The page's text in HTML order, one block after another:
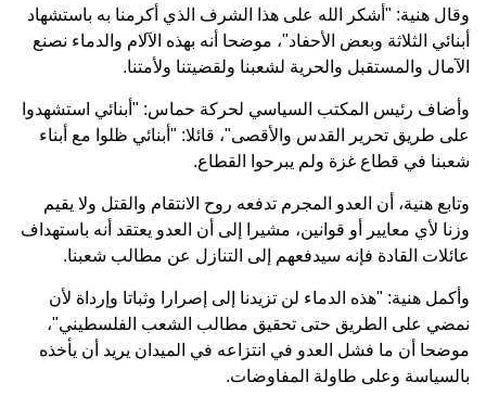
وقال هنية: "أشكر الله على هذا الشرف الذي أكرمنا به باستشهاد
أبنائي الثلاثة وبعض الأحفاد"، موضحا أنه بهذه الآلام والدماء نصنع
الآمال والمستقبل والحرية لشعبنا ولقضيتنا ولأمتنا.
وأضاف رئيس المكتب السياسي لحركة حماس: "أبنائي استشهدوا
على طريق تحرير القدس والأقصى"، قائلا: "أبنائي ظلوا مع أبناء
شعبنا في قطاع غزة ولم يبرحوا القطاع.
وتابع هنية، أن العدو المجرم تدفعه روح الانتقام والقتل ولا يقيم
وزنا لأي معايير أو قوانين، مشيرا إلى أن العدو يعتقد أنه باستهداف
عائلات القادة فإنه سيدفعهم إلى التنازل عن مطالب شعبنا.
وأكمل هنية: "هذه الدماء لن تزيدنا إلى إصرارا وثباتا وإرداة لأن
نمضي على الطريق حتى تحقيق مطالب الشعب الفلسطيني"،
موضحا أن ما فشل العدو في انتزاعه في الميدان يريد أن يأخذه
بالسياسة وعلى طاولة المفاوضات.